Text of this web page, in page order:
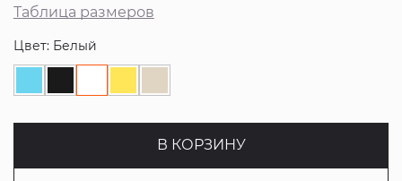
Таблица размеров
Цвет: Белый
В КОРЗИНУ